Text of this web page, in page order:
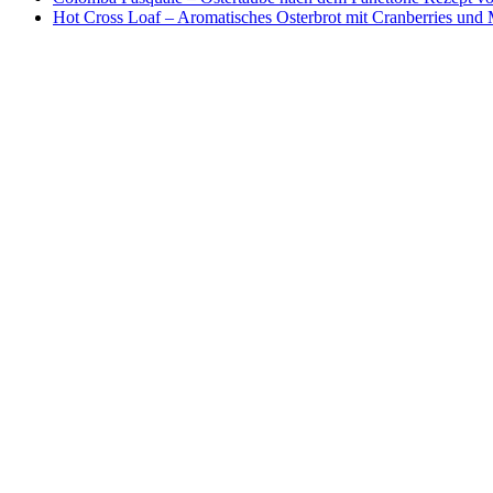
Hot Cross Loaf – Aromatisches Osterbrot mit Cranberries und